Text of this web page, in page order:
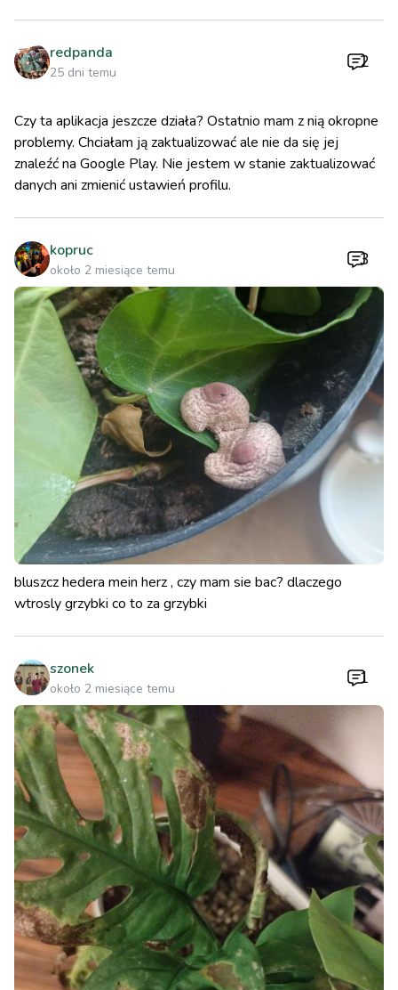
redpanda
25 dni temu
2
Czy ta aplikacja jeszcze działa? Ostatnio mam z nią okropne
problemy. Chciałam ją zaktualizować ale nie da się jej
znaleźć na Google Play. Nie jestem w stanie zaktualizować
danych ani zmienić ustawień profilu.
kopruc
około 2 miesiące temu
3
bluszcz hedera mein herz , czy mam sie bac? dlaczego
wtrosly grzybki co to za grzybki
szonek
około 2 miesiące temu
1